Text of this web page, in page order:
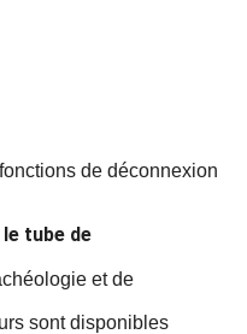
de déconnexion
tube de
et de
sont disponibles